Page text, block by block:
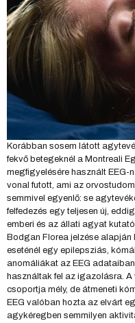
Korábban sosem látott
fekvő betegeknél a Montreali
megfigyelésére használt EEG-
vonal futott, ami az
semmivel egyenlő: se
felfedezés egy teljesen új,
emberi és az állati agyat
Bodgan Florea jelzése
eseténél egy epilepsziás,
anomáliákat az EEG
használtak fel az igazolásra.
csoportja mély, de átmeneti
EEG valóban hozta az elvárt
agykéregben semmilyen